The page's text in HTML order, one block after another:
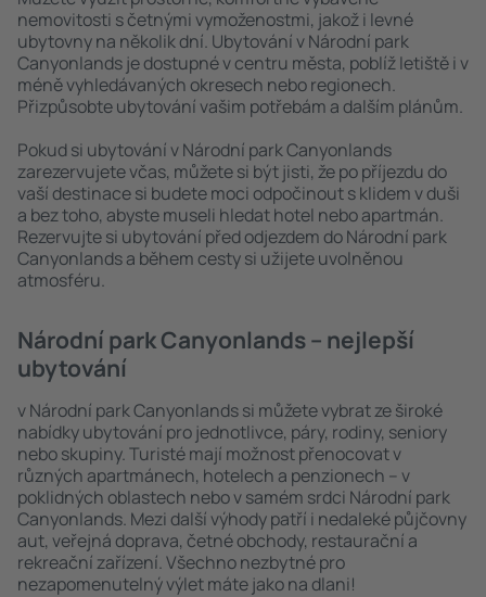
nemovitosti s četnými vymoženostmi, jakož i levné
ubytovny na několik dní. Ubytování v Národní park
Canyonlands je dostupné v centru města, poblíž letiště i v
méně vyhledávaných okresech nebo regionech.
Přizpůsobte ubytování vašim potřebám a dalším plánům.
Pokud si ubytování v Národní park Canyonlands
zarezervujete včas, můžete si být jisti, že po příjezdu do
vaší destinace si budete moci odpočinout s klidem v duši
a bez toho, abyste museli hledat hotel nebo apartmán.
Rezervujte si ubytování před odjezdem do Národní park
Canyonlands a během cesty si užijete uvolněnou
atmosféru.
Národní park Canyonlands – nejlepší
ubytování
v Národní park Canyonlands si můžete vybrat ze široké
nabídky ubytování pro jednotlivce, páry, rodiny, seniory
nebo skupiny. Turisté mají možnost přenocovat v
různých apartmánech, hotelech a penzionech – v
poklidných oblastech nebo v samém srdci Národní park
Canyonlands. Mezi další výhody patří i nedaleké půjčovny
aut, veřejná doprava, četné obchody, restaurační a
rekreační zařízení. Všechno nezbytné pro
nezapomenutelný výlet máte jako na dlani!